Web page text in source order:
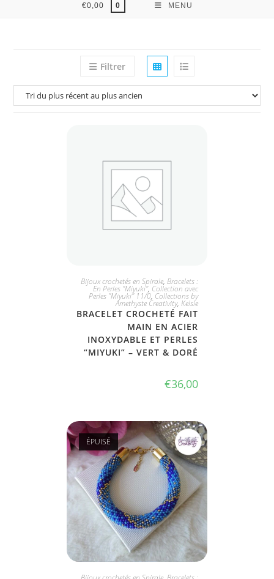
€0,00 0 MENU
Filtrer
JE L'ADOPTE
Bijoux crochetés en Spirale, Bracelets :
En Perles "Miyuki", Collection avec
Perles "Miyuki" 11/0, Collections by
Amethyste Creativity, Kelsie
BRACELET CROCHETÉ FAIT
MAIN EN ACIER
INOXYDABLE ET PERLES
“MIYUKI” – VERT & DORÉ
€36,00
ÉPUISÉ
PLUS DISPONIBLE